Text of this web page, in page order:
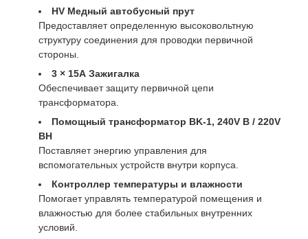
HV Медный автобусный прут
Предоставляет определенную высоковольтную
структуру соединения для проводки первичной
стороны.
3 × 15А Зажигалка
Обеспечивает защиту первичной цепи
трансформатора.
Помощный трансформатор BK-1, 240V В / 220V
ВН
Поставляет энергию управления для
вспомогательных устройств внутри корпуса.
Контроллер температуры и влажности
Помогает управлять температурой помещения и
влажностью для более стабильных внутренних
условий.